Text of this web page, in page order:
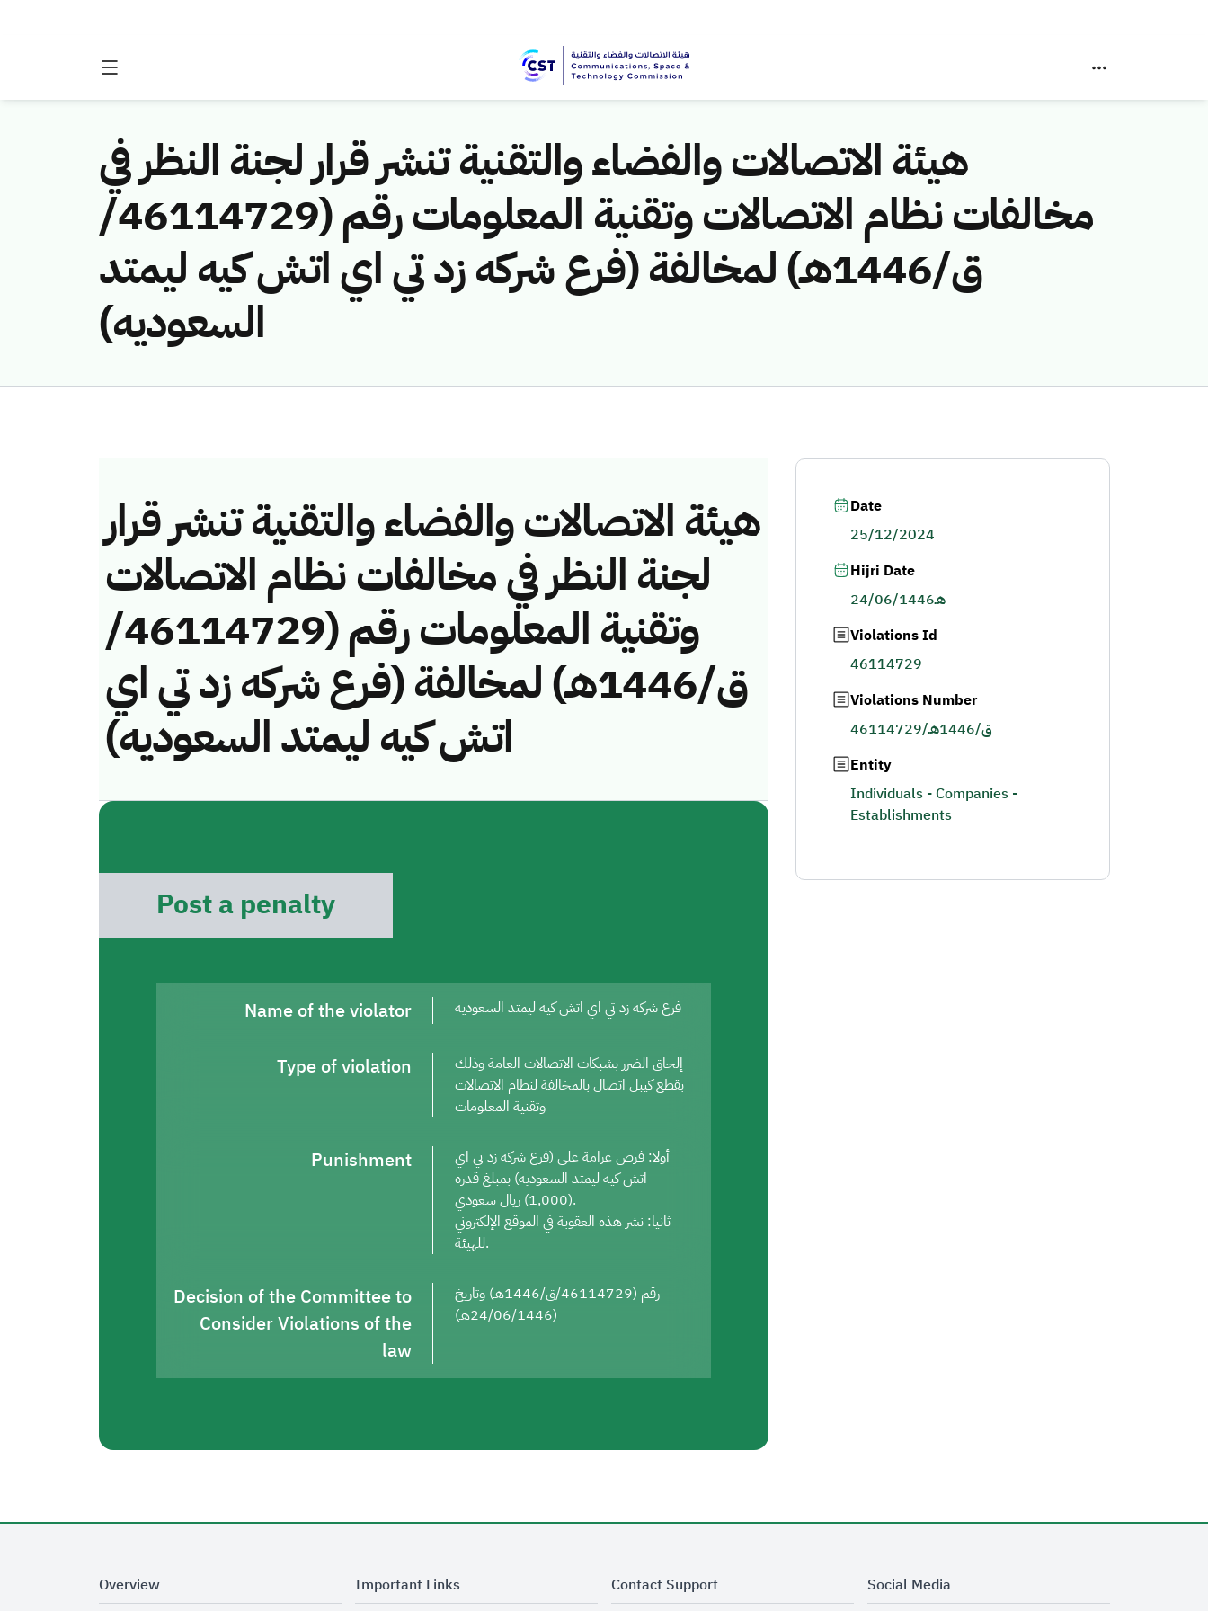
هيئة الاتصالات والفضاء والتقنية تنشر قرار لجنة النظر في
مخالفات نظام الاتصالات وتقنية المعلومات رقم (46114729/
ق/1446هـ) لمخالفة (فرع شركه زد تي اي اتش كيه ليمتد
السعوديه)
هيئة الاتصالات والفضاء والتقنية تنشر قرار
لجنة النظر في مخالفات نظام الاتصالات
وتقنية المعلومات رقم (46114729/
ق/1446هـ) لمخالفة (فرع شركه زد تي اي
اتش كيه ليمتد السعوديه)
Post a penalty
Name of the violator فرع شركه زد تي اي اتش كيه ليمتد السعوديه
Type of violation
إلحاق الضرر بشبكات الاتصالات العامة وذلك
بقطع كيبل اتصال بالمخالفة لنظام الاتصالات
وتقنية المعلومات
Punishment
أولا: فرض غرامة على (فرع شركه زد تي اي
اتش كيه ليمتد السعوديه) بمبلغ قدره
(1,000) ريال سعودي.
ثانيا: نشر هذه العقوبة في الموقع الإلكتروني
للهيئة.
Decision of the Committee to
Consider Violations of the
law
رقم (46114729/ق/1446هـ) وتاريخ
(24/06/1446هـ)
Date
25/12/2024
Hijri Date
24/06/1446هـ
Violations Id
46114729
Violations Number
46114729/ق/1446هـ
Entity
Individuals - Companies -
Establishments
Overview Important Links Contact Support Social Media